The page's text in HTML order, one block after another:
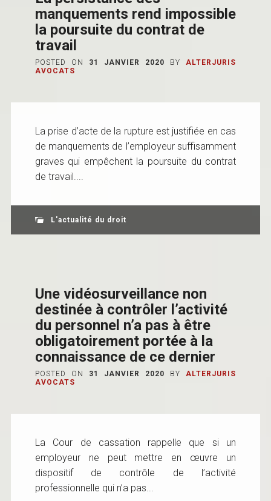
manquements rend impossible
la poursuite du contrat de
travail
POSTED ON 31 JANVIER 2020 BY
ALTERJURIS
AVOCATS
La prise d’acte de la rupture est justifiée en cas
de manquements de l’employeur suffisamment
graves qui empêchent la poursuite du contrat
de travail....
L'actualité du droit
Une vidéosurveillance non
destinée à contrôler l’activité
du personnel n’a pas à être
obligatoirement portée à la
connaissance de ce dernier
POSTED ON 31 JANVIER 2020 BY
ALTERJURIS
AVOCATS
La Cour de cassation rappelle que si un
employeur ne peut mettre en œuvre un
dispositif de contrôle de l’activité
professionnelle qui n’a pas...